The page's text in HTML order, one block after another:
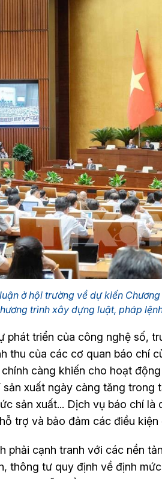
ở hội trường về dự kiến
trình xây dựng luật, pháp
phát triển của công nghệ số,
thu của các cơ quan báo chí
càng khiến cho hoạt
sản xuất ngày càng tăng
sản xuất... Dịch vụ báo chí
trợ và bảo đảm các điều
phải cạnh tranh với các nền
thông tư quy định về định